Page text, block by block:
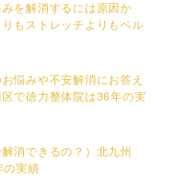
を解消するには原因か
もストレッチよりもベル
悩みや不安解消にお答え
で徳力整体院は36年の実
消できるの？）北九州
の実績